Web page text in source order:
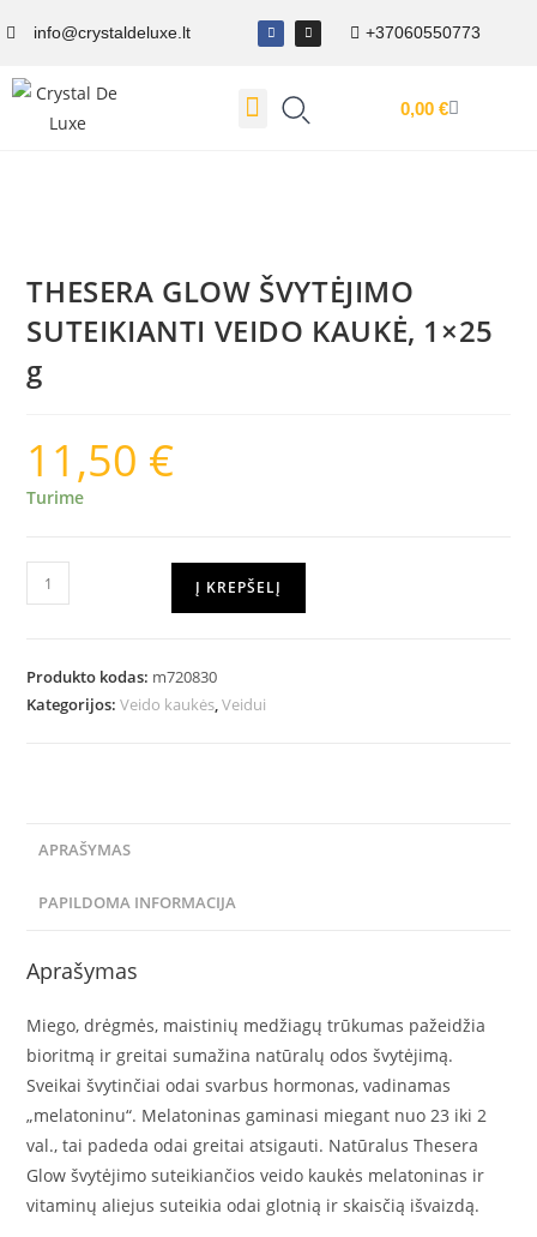
info@crystaldeluxe.lt +37060550773
0,00 €
THESERA GLOW ŠVYTĖJIMO
SUTEIKIANTI VEIDO KAUKĖ, 1×25
g
11,50 €
Turime
Į KREPŠELĮ
Produkto kodas: m720830
Kategorijos:Veido kaukės,Veidui
APRAŠYMAS
PAPILDOMA INFORMACIJA
Aprašymas
Miego, drėgmės, maistinių medžiagų trūkumas pažeidžia
bioritmą ir greitai sumažina natūralų odos švytėjimą.
Sveikai švytinčiai odai svarbus hormonas, vadinamas
„melatoninu“. Melatoninas gaminasi miegant nuo 23 iki 2
val., tai padeda odai greitai atsigauti. Natūralus Thesera
Glow švytėjimo suteikiančios veido kaukės melatoninas ir
vitaminų aliejus suteikia odai glotnią ir skaisčią išvaizdą.